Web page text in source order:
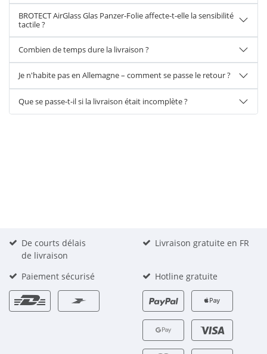
BROTECT AirGlass Glas Panzer-Folie affecte-t-elle la sensibilité
tactile ?
Combien de temps dure la livraison ?
Je n'habite pas en Allemagne – comment se passe le retour ?
Que se passe-t-il si la livraison était incomplète ?
De courts délais
de livraison
Livraison gratuite en FR
Paiement sécurisé Hotline gratuite